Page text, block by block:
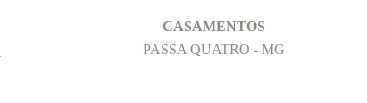
CASAMENTOS
PASSA QUATRO - MG